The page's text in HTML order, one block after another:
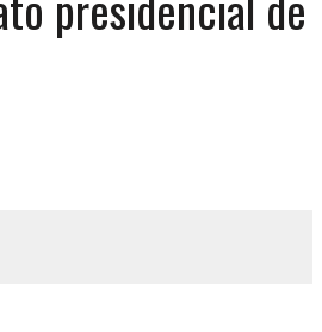
ELLOS EN MATURÍN
PERSONAS ADENTRO
DE SU CASA